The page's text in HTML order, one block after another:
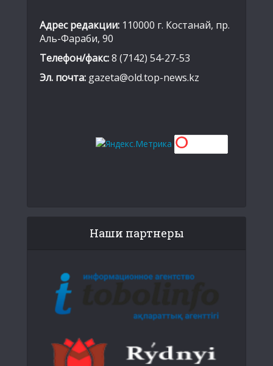
Адрес редакции: 110000 г. Костанай, пр.
Аль-Фараби, 90
Телефон/факс:8 (7142) 54-27-53
Эл. почта: gazeta@old.top-news.kz
Наши партнеры